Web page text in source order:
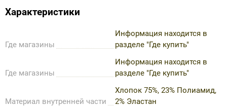
Характеристики
Где магазины
Информация находится в
разделе "Где купить"
Где магазины
Информация находится в
разделе "Где купить"
Материал внутренней части
Хлопок 75%, 23% Полиамид,
2% Эластан